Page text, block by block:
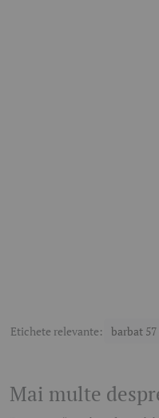
Etichete relevante: barbat 57
Mai multe